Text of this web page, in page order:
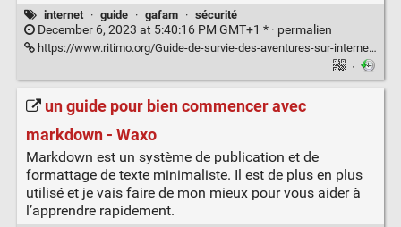
internet · guide · gafam · sécurité
December 6, 2023 at 5:40:16 PM GMT+1 * · permalien
https://www.ritimo.org/Guide-de-survie-des-aventures-sur-internet-10313
·
un guide pour bien commencer avec
markdown - Waxo
Markdown est un système de publication et de
formattage de texte minimaliste. Il est de plus en plus
utilisé et je vais faire de mon mieux pour vous aider à
l’apprendre rapidement.